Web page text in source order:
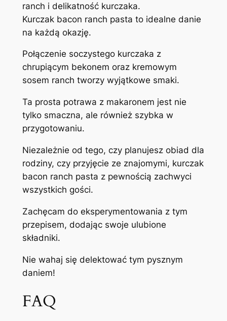
ranch i delikatność kurczaka.
Kurczak bacon ranch pasta to idealne danie
na każdą okazję.
Połączenie soczystego kurczaka z
chrupiącym bekonem oraz kremowym
sosem ranch tworzy wyjątkowe smaki.
Ta prosta potrawa z makaronem jest nie
tylko smaczna, ale również szybka w
przygotowaniu.
Niezależnie od tego, czy planujesz obiad dla
rodziny, czy przyjęcie ze znajomymi, kurczak
bacon ranch pasta z pewnością zachwyci
wszystkich gości.
Zachęcam do eksperymentowania z tym
przepisem, dodając swoje ulubione
składniki.
Nie wahaj się delektować tym pysznym
daniem!
FAQ